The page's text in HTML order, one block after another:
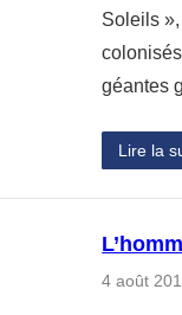
Soleils
géantes
Lire la
4 août